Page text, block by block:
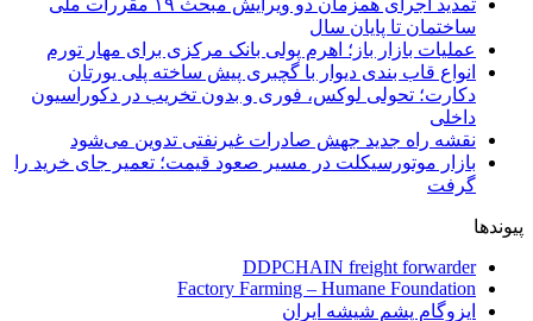
تمدید اجرای همزمان دو ویرایش مبحث ۱۹ مقررات ملی
ساختمان تا پایان سال
عملیات بازار باز؛ اهرم پولی بانک مرکزی برای مهار تورم
انواع قاب بندی دیوار با گچبری پیش ساخته پلی یورتان
دکارت؛ تحولی لوکس، فوری و بدون تخریب در دکوراسیون
داخلی
نقشه راه جدید جهش صادرات غیرنفتی تدوین می‌شود
بازار موتورسیکلت در مسیر صعود قیمت؛ تعمیر جای خرید را
گرفت
پیوندها
DDPCHAIN freight forwarder
Factory Farming – Humane Foundation
ایزوگام پشم شیشه ایران